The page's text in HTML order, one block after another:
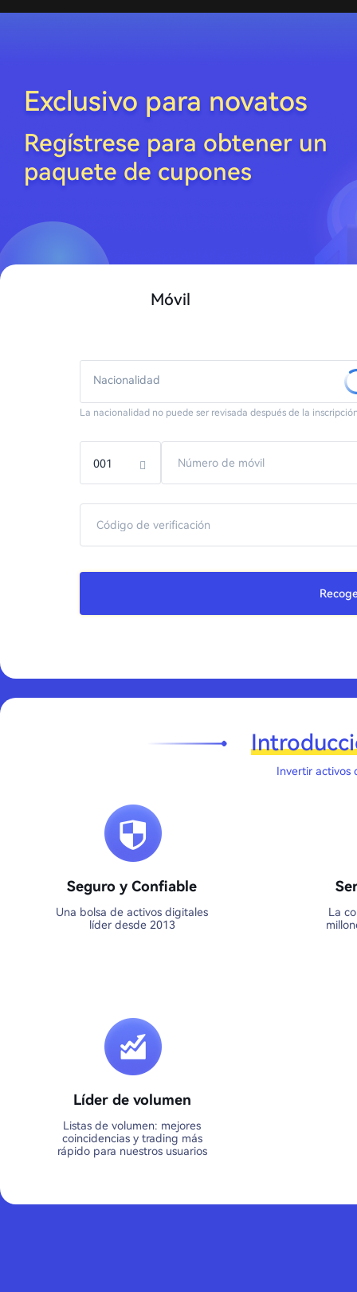
Exclusivo para novatos
Regístrese para obtener un
paquete de cupones
Móvil
Nacionalidad
La nacionalidad no puede ser revisada después de la
001
Invertir activos
Seguro y Confiable
Una bolsa de activos digitales
líder desde 2013
La
Líder de volumen
Listas de volumen: mejores
coincidencias y trading más
rápido para nuestros usuarios